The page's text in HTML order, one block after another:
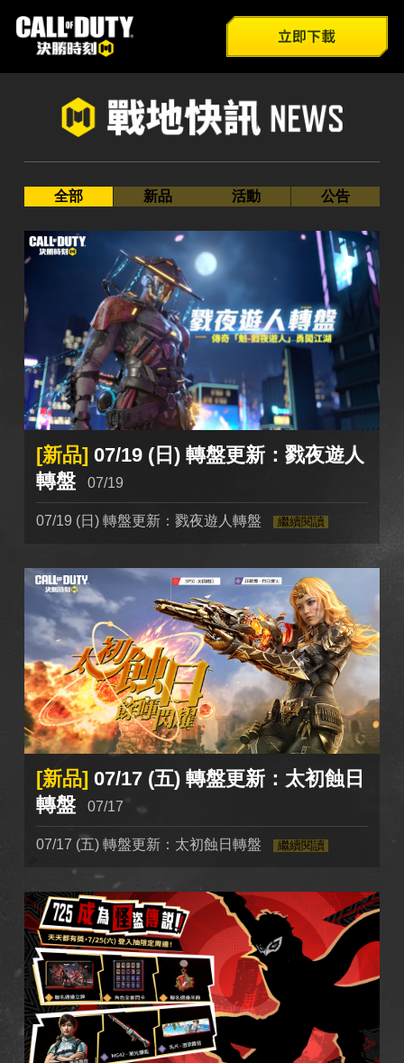
全部
新品
遊戲介紹
新兵特訓
官方FB
巴哈姆特
全部
新品 活動 公告
[新品] 07/19 (日) 轉盤更新：戮夜遊人
轉盤
07/19
07/19 (日) 轉盤更新：戮夜遊人轉盤 繼續閱讀
[新品] 07/17 (五) 轉盤更新：太初蝕日
轉盤
07/17
07/17 (五) 轉盤更新：太初蝕日轉盤 繼續閱讀